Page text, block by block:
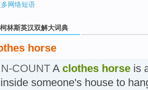
网络短语
柯林斯英汉双解大词典
horse
N-COUNT A clothes horse is
inside someone's house to